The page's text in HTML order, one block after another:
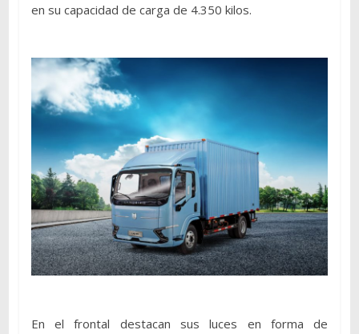
en su capacidad de carga de 4.350 kilos.
En el frontal destacan sus luces en forma de